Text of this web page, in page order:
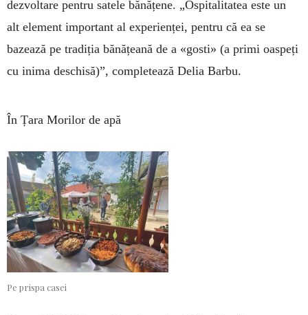
dezvoltare pentru satele bănățene. „Ospitalitatea este un
alt element important al experienței, pentru că ea se
bazează pe tradiția bănățeană de a «gosti» (a primi oaspeți
cu inima deschisă)”, completează Delia Barbu.
În Țara Morilor de apă
Pe prispa casei